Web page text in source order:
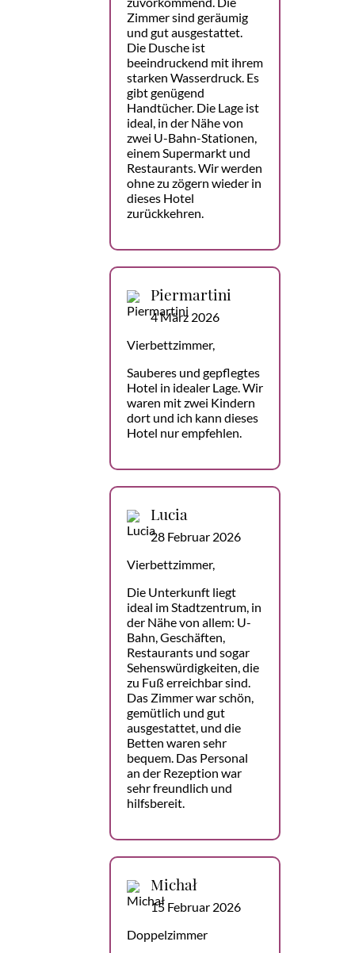
Zimmer sind geräumig
und gut ausgestattet.
Die Dusche ist
beeindruckend mit ihrem
starken Wasserdruck. Es
gibt genügend
Handtücher. Die Lage ist
ideal, in der Nähe von
zwei U-Bahn-Stationen,
einem Supermarkt und
Restaurants. Wir werden
ohne zu zögern wieder in
dieses Hotel
zurückkehren.
Piermartini
4 März 2026
Vierbettzimmer,
Sauberes und gepflegtes
Hotel in idealer Lage. Wir
waren mit zwei Kindern
dort und ich kann dieses
Hotel nur empfehlen.
Lucia
28 Februar 2026
Vierbettzimmer,
Die Unterkunft liegt
ideal im Stadtzentrum, in
der Nähe von allem: U-
Bahn, Geschäften,
Restaurants und sogar
Sehenswürdigkeiten, die
zu Fuß erreichbar sind.
Das Zimmer war schön,
gemütlich und gut
ausgestattet, und die
Betten waren sehr
bequem. Das Personal
an der Rezeption war
sehr freundlich und
hilfsbereit.
Michał
15 Februar 2026
Doppelzimmer